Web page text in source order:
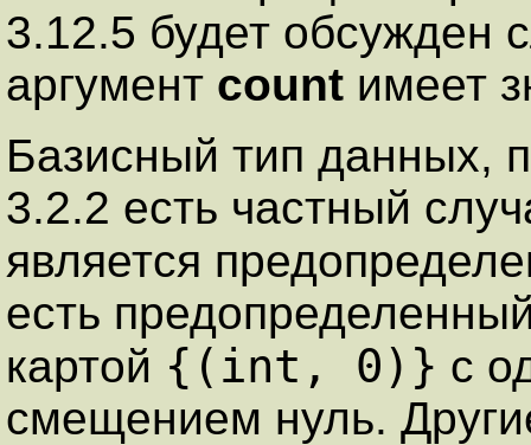
3.12.5 будет обсужден
аргумент count имеет
Базисный тип данных,
3.2.2 есть частный
является
есть
картой {(int, 0)} с
смещением нуль.